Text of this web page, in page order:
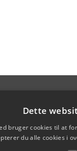
Dette
bruger cookies til at
du alle cookies i